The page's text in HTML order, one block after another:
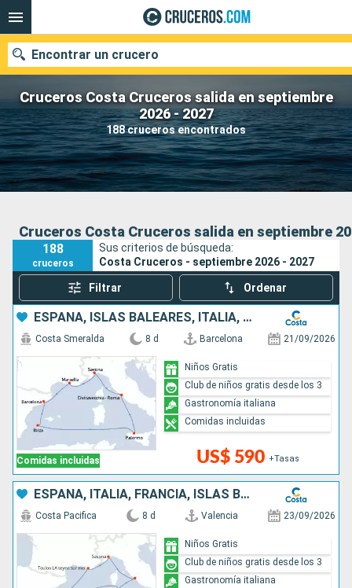
Cruceros Costa Cruceros salida en septiembre
2026 - 2027
188 cruceros encontrados
Encontrar un crucero
Nuestros destinos
Fecha de salida
Buscar
Cruceros Costa Cruceros salida en septiembre
188
cruceros
Sus criterios de búsqueda:
Costa Cruceros - septiembre 2026 - 2027
Filtrar Ordenar
ESPAÑA, ISLAS BALEARES, ITALIA, FRANCIA
Comidas incluidas
Costa Smeralda 8 d Barcelona 21/09/2026
US$ 590 +Tasas
Niños Gratis
Club de niños gratis desde los 3
Gastronomía italiana
Comidas incluidas
ESPAÑA, ITALIA, FRANCIA, ISLAS BALEARES
Costa Pacifica 8 d Valencia 23/09/2026
Niños Gratis
Club de niños gratis desde los 3
Gastronomía italiana